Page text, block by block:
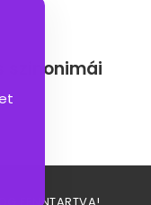
szinonimái